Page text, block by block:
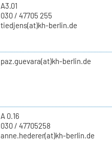
A3.01
030 / 47705 255
tiedjens(at)kh-berlin.de
paz.guevara(at)kh-berlin.de
A 0.16
030 / 47705258
anne.hederer(at)kh-berlin.de